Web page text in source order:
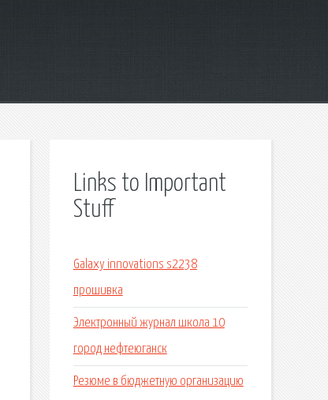
Links to Important
Stuff
Galaxy innovations s2238
прошивка
Электронный журнал школа 10
город нефтеюганск
Резюме в бюджетную организацию